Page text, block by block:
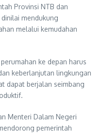
Provinsi NTB dan
mendukung
melalui kemudahan
ke depan harus
keberlanjutan lingkungan
dapat berjalan seimbang
Menteri Dalam Negeri
pemerintah